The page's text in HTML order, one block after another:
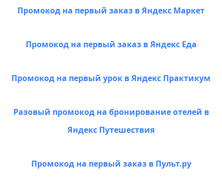
Промокод на первый заказ в Яндекс Маркет
Промокод на первый заказ в Яндекс Еда
Промокод на первый урок в Яндекс Практикум
Разовый промокод на бронирование отелей в
Яндекс Путешествия
Промокод на первый заказ в Пульт.ру